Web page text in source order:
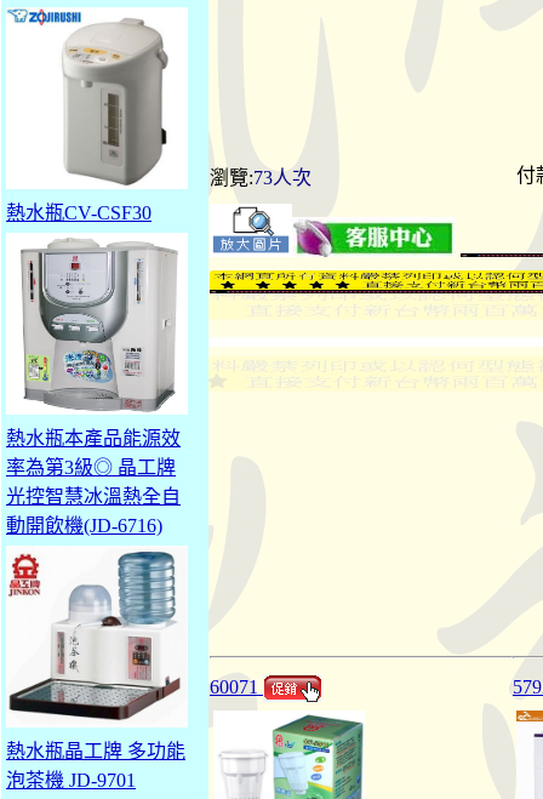
熱水瓶CV-CSF30
熱水瓶本產品能源效
率為第3級◎ 晶工牌
光控智慧冰溫熱全自
動開飲機(JD-6716)
熱水瓶晶工牌 多功能
泡茶機 JD-9701
瀏覽:73人次 付
60071